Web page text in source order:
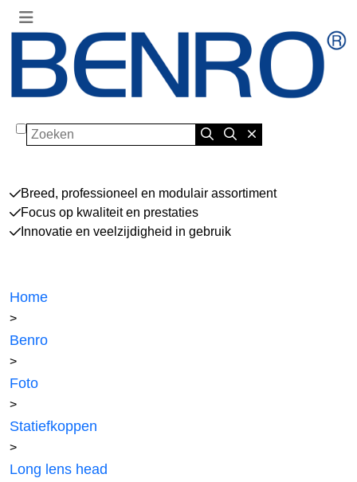
Zoeken
Breed, professioneel en modulair assortiment
Focus op kwaliteit en prestaties
Innovatie en veelzijdigheid in gebruik
Home
>
Benro
>
Foto
>
Statiefkoppen
>
Long lens head